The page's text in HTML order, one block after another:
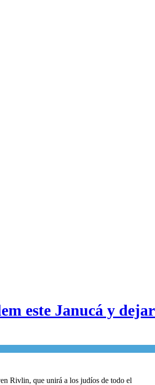
este Janucá y dejar
Rivlin, que unirá a los judíos de todo el